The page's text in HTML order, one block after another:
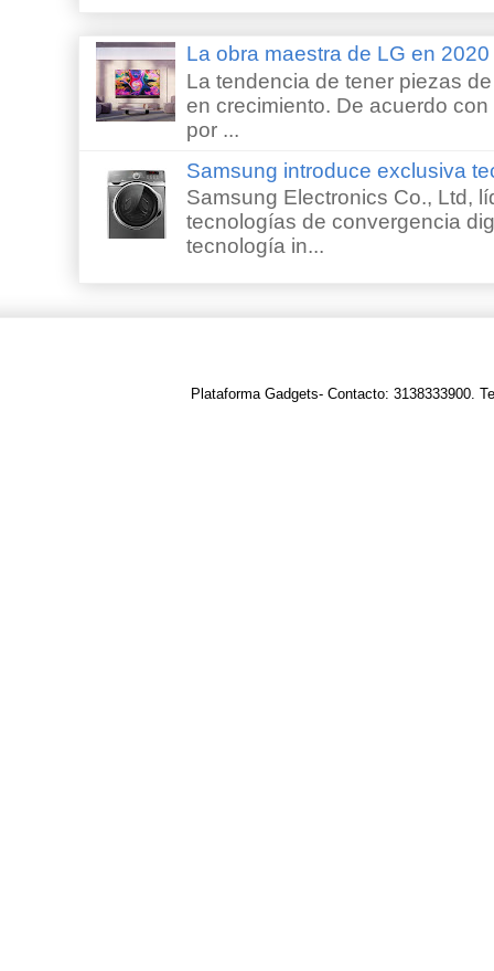
La obra maestra de LG en
La tendencia de tener piezas
en crecimiento. De acuerdo
por ...
Samsung introduce exclusiva
Samsung Electronics Co., Ltd,
tecnologías de convergencia
tecnología in...
Plataforma Gadgets- Contacto: 3138333900.